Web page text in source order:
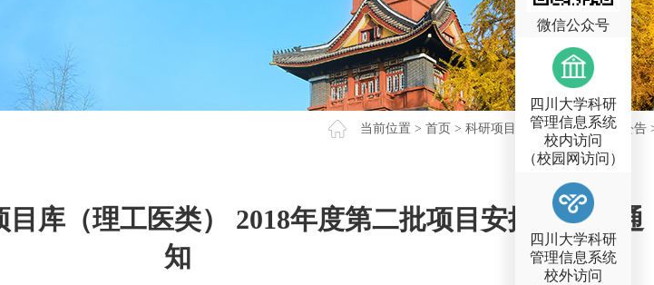
当前位置 > 首页 > 科研项目 校级项目>通知公告
库（理工医类） 2018年度第二批项目安排公示的通
知
微信公众号
四川大学科研
管理信息系统
校内访问
（校园网访问）
四川大学科研
管理信息系统
校外访问